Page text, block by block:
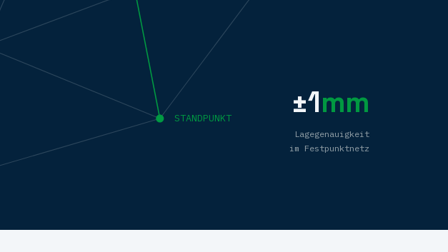
STANDPUNKT ±1mm
Lagegenauigkeit
im Festpunktnetz